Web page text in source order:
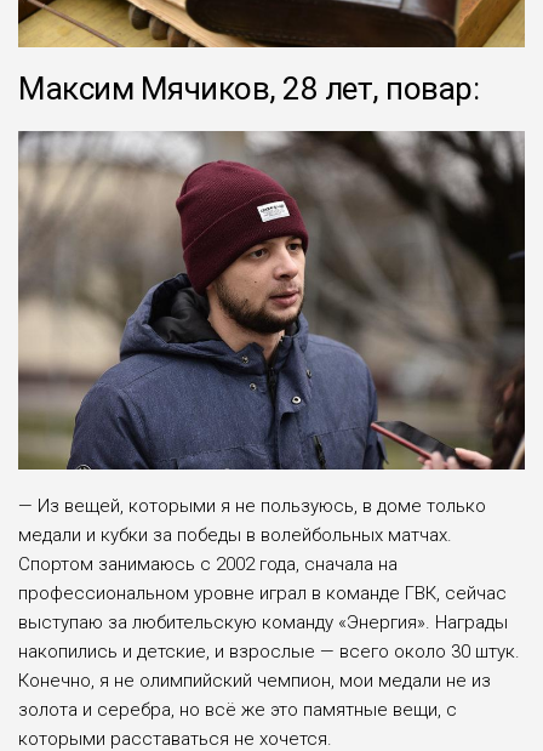
Максим Мячиков, 28 лет, повар:
— Из вещей, которыми я не пользуюсь, в доме только
медали и кубки за победы в волейбольных матчах.
Спортом занимаюсь с 2002 года, сначала на
профессиональном уровне играл в команде ГВК, сейчас
выступаю за любительскую команду «Энергия». Награды
накопились и детские, и взрослые — всего около 30 штук.
Конечно, я не олимпийский чемпион, мои медали не из
золота и серебра, но всё же это памятные вещи, с
которыми расставаться не хочется.